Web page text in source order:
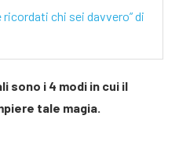
chi sei davvero” di
sono i 4 modi in cui il
tale magia.